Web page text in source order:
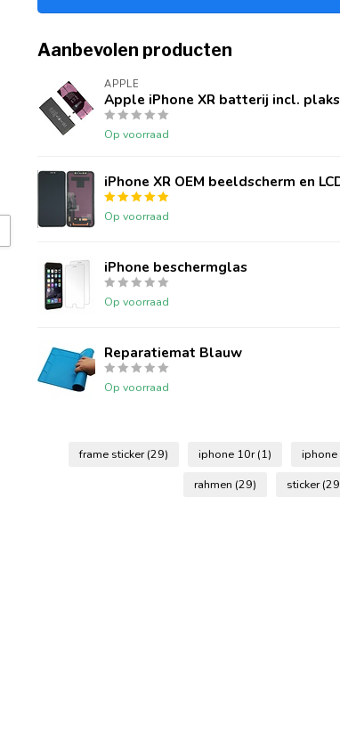
Aanbevolen producten
APPLE
Apple iPhone XR batterij incl.
Op voorraad
iPhone XR OEM beeldscherm en
Op voorraad
iPhone beschermglas
Op voorraad
Reparatiemat Blauw
Op voorraad
frame sticker(29) iphone 10r(1) iphone
rahmen (29) sticker